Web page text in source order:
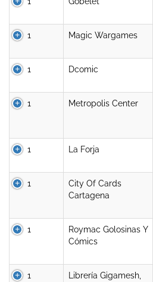
1 Magic Wargames
1 Dcomic
1 Metropolis Center
1 La Forja
1
City Of Cards
Cartagena
1
Roymac Golosinas Y
Cómics
1
Librería Gigamesh,